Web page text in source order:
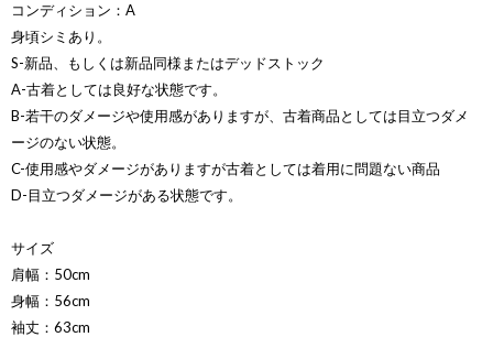
コンディション：A
身頃シミあり。
S-新品、もしくは新品同様またはデッドストック
A-古着としては良好な状態です。
B-若干のダメージや使用感がありますが、古着商品としては目立つダメ
ージのない状態。
C-使用感やダメージがありますが古着としては着用に問題ない商品
D-目立つダメージがある状態です。
サイズ
肩幅：50cm
身幅：56cm
袖丈：63cm